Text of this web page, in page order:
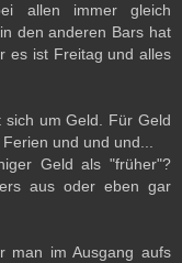
allen immer gleich
den anderen Bars hat
es ist Freitag und alles
um Geld. Für Geld
und und und...
Geld als "früher"?
aus oder eben gar
man im Ausgang aufs